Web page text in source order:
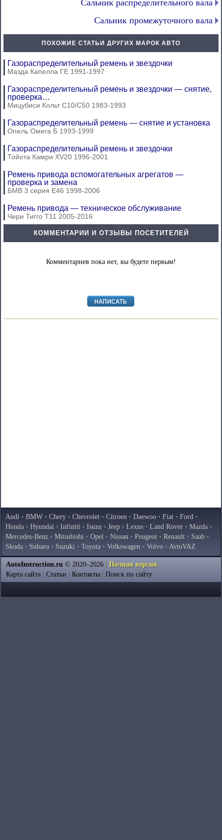
Сальник распределительного вала
Сальник промежуточного вала
ПОХОЖИЕ СТАТЬИ ДРУГИХ МАРОК АВТО
Газораспределительный ремень и звездочки
Мазда Капелла ГЕ 1991-1997
Газораспределительный ремень и звездочки — снятие,
проверка…
Мицубиси Кольт С10/С50 1983-1993
Газораспределительный ремень — снятие и установка
Опель Омега Б 1993-1999
Газораспределительный ремень и звездочки
Тойота Камри XV20 1996-2001
Ремень привода вспомогательных агрегатов —
проверка и замена
БМВ 3 серия Е46 1998-2006
Ремень привода — техническое обслуживание
Чери Тигго Т11 2005-2016
КОММЕНТАРИИ И ОТЗЫВЫ ПОСЕТИТЕЛЕЙ
Комментариев пока нет, вы будете первым!
Audi • BMW • Chery • Chevrolet • Citroen • Daewoo • Fiat • Ford •
Honda • Hyundai • Infiniti • Isuzu • Jeep • Lexus • Land Rover • Mazda •
Mercedes-Benz • Mitsubishi • Opel • Nissan • Peugeot • Renault • Saab •
Skoda • Subaru • Suzuki • Toyota • Volkswagen • Volvo • AvtoVAZ
AutoInstruction.ru © 2020–2026
Полная версия
Карта сайта
Статьи Контакты Поиск по сайту